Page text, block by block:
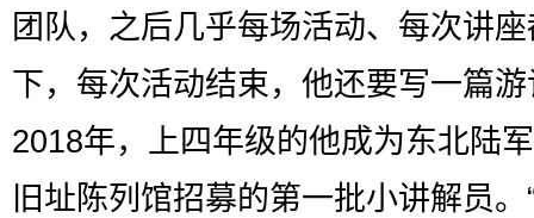
团队，之后几乎每场活动、每次讲
下，每次活动结束，他还要写一篇
2018年，上四年级的他成为东北陆
旧址陈列馆招募的第一批小讲解员。